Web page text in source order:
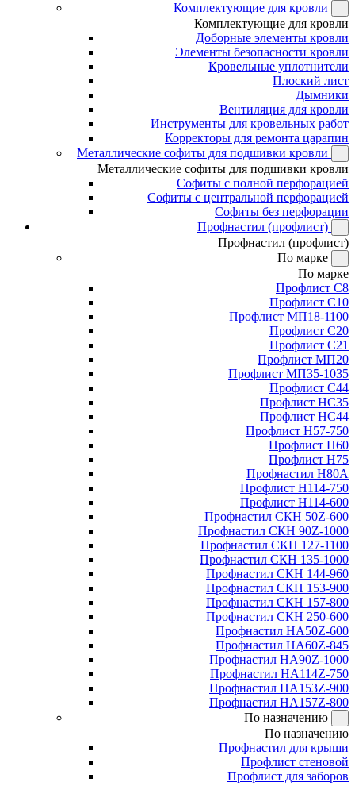
Комплектующие для кровли
Комплектующие для кровли
Доборные элементы кровли
Элементы безопасности кровли
Кровельные уплотнители
Плоский лист
Дымники
Вентиляция для кровли
Инструменты для кровельных работ
Корректоры для ремонта царапин
Металлические софиты для подшивки кровли
Металлические софиты для подшивки кровли
Софиты с полной перфорацией
Софиты с центральной перфорацией
Софиты без перфорации
Профнастил (профлист)
Профнастил (профлист)
По марке
По марке
Профлист С8
Профлист С10
Профлист МП18-1100
Профлист С20
Профлист С21
Профлист МП20
Профлист МП35-1035
Профлист С44
Профлист НС35
Профлист НС44
Профлист Н57-750
Профлист Н60
Профлист Н75
Профнастил Н80А
Профлист Н114-750
Профлист Н114-600
Профнастил СКН 50Z-600
Профнастил СКН 90Z-1000
Профнастил СКН 127-1100
Профнастил СКН 135-1000
Профнастил СКН 144-960
Профнастил СКН 153-900
Профнастил СКН 157-800
Профнастил СКН 250-600
Профнастил НА50Z-600
Профнастил НА60Z-845
Профнастил НА90Z-1000
Профнастил НА114Z-750
Профнастил НА153Z-900
Профнастил НА157Z-800
По назначению
По назначению
Профнастил для крыши
Профлист стеновой
Профлист для заборов